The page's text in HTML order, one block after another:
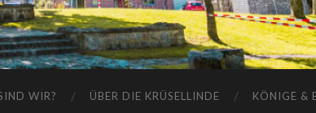
WIR? ÜBER DIE KRÜSELLINDE KÖNIGE &